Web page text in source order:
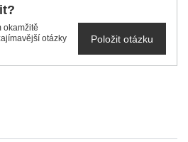
okamžitě
otázky
Položit otázku